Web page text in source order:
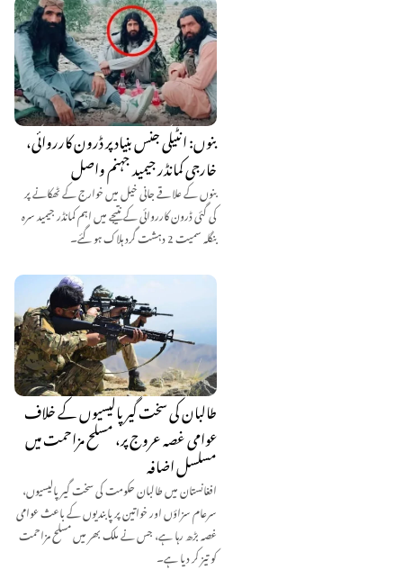
بنوں: انٹیلی جنس بنیاد پر ڈرون کارروائی،
خارجی کمانڈر جیمید جہنم واصل
بنوں کے علاقے جانی خیل میں خوارج کے ٹھکانے پر
کی گئی ڈرون کارروائی کے نتیجے میں اہم کمانڈر جیمید سرہ
بنگلہ سمیت 2 دہشت گرد ہلاک ہو گئے۔
طالبان کی سخت گیر پالیسیوں کے خلاف
عوامی غصہ عروج پر، مسلح مزاحمت میں
مسلسل اضافہ
افغانستان میں طالبان حکومت کی سخت گیر پالیسیوں،
سرعام سزاؤں اور خواتین پر پابندیوں کے باعث عوامی
غصہ بڑھ رہا ہے، جس نے ملک بھر میں مسلح مزاحمت
کو تیز کر دیا ہے۔